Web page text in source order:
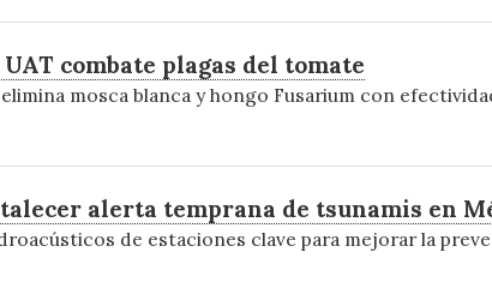
combate plagas del tomate
mosca blanca y hongo Fusarium con
alerta temprana de tsunamis en
de estaciones clave para mejorar la